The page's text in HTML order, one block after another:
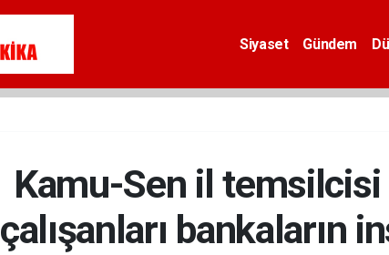
Siyaset Gündem
Kamu-Sen il temsilcisi
çalışanları bankaların